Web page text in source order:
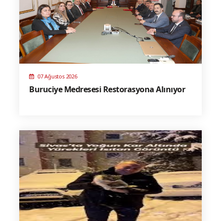
07 Ağustos 2026
Buruciye Medresesi Restorasyona Alınıyor